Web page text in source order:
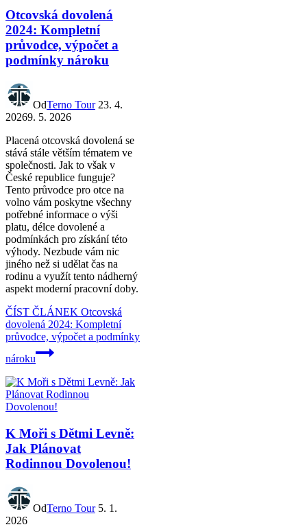
Otcovská dovolená
2024: Kompletní
průvodce, výpočet a
podmínky nároku
OdTerno Tour 23. 4.
20269. 5. 2026
Placená otcovská dovolená se
stává stále větším tématem ve
společnosti. Jak to však v
České republice funguje?
Tento průvodce pro otce na
volno vám poskytne všechny
potřebné informace o výši
platu, délce dovolené a
podmínkách pro získání této
výhody. Nezbude vám nic
jiného než si udělat čas na
rodinu a využít tento nádherný
aspekt moderní pracovní doby.
ČÍST ČLÁNEK Otcovská
dovolená 2024: Kompletní
průvodce, výpočet a podmínky
nároku
K Moři s Dětmi Levně:
Jak Plánovat
Rodinnou Dovolenou!
OdTerno Tour 5. 1.
2026